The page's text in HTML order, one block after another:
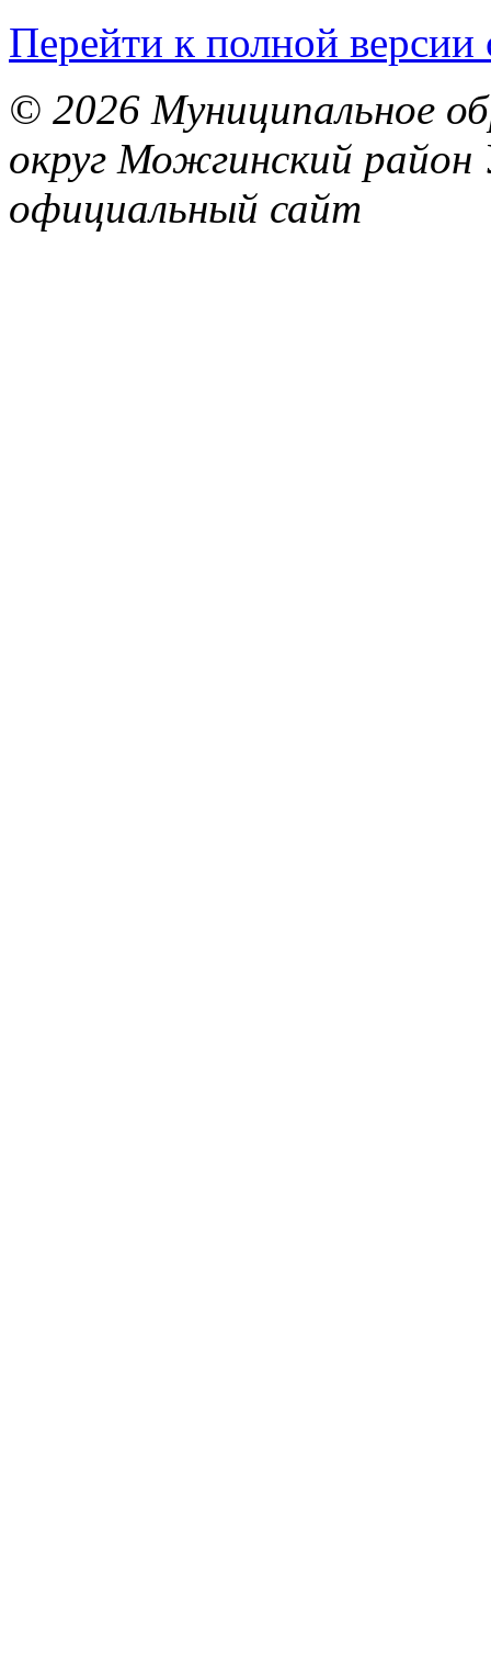
Перейти к полной версии
© 2026 Муниципальное
округ Можгинский район
официальный сайт